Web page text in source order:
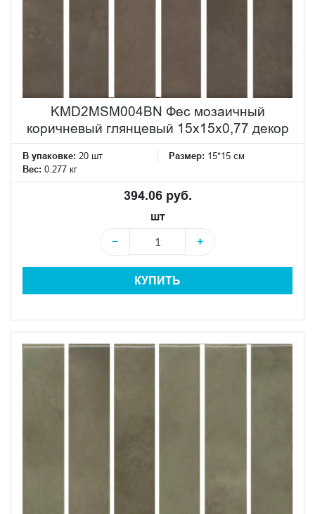
KMD2MSM004BN Фес мозаичный
коричневый глянцевый 15x15x0,77 декор
В упаковке: 20 шт Размер: 15*15 см
Вес: 0.277 кг
394.06 руб.
шт
−
+
КУПИТЬ